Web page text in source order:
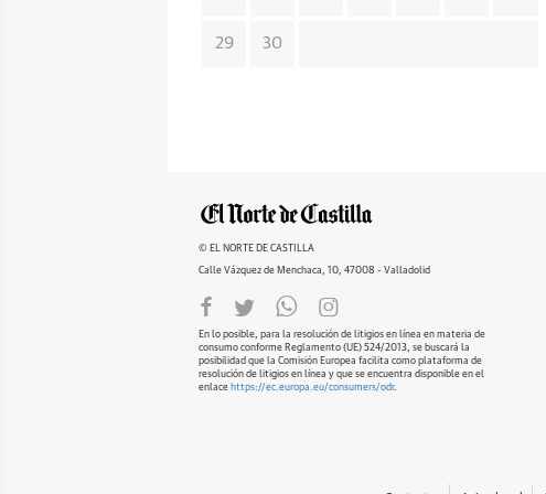
29 30
© EL NORTE DE CASTILLA
Calle Vázquez de Menchaca, 10, 47008 - Valladolid
En lo posible, para la resolución de litigios en línea en materia de
consumo conforme Reglamento (UE) 524/2013, se buscará la
posibilidad que la Comisión Europea facilita como plataforma de
resolución de litigios en línea y que se encuentra disponible en el
enlace https://ec.europa.eu/consumers/odr.